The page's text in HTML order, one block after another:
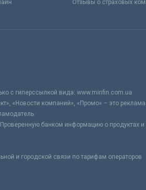
Отзывы о страховых
с гиперссылкой вида: www.minfin.com.ua
«Новости компаний», «Промо» – это
банком информацию о продуктах
и городской связи по тарифам операторов